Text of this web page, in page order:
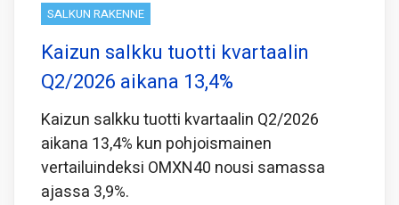
SALKUN RAKENNE
Kaizun salkku tuotti kvartaalin
Q2/2026 aikana 13,4%
Kaizun salkku tuotti kvartaalin Q2/2026
aikana 13,4% kun pohjoismainen
vertailuindeksi OMXN40 nousi samassa
ajassa 3,9%.